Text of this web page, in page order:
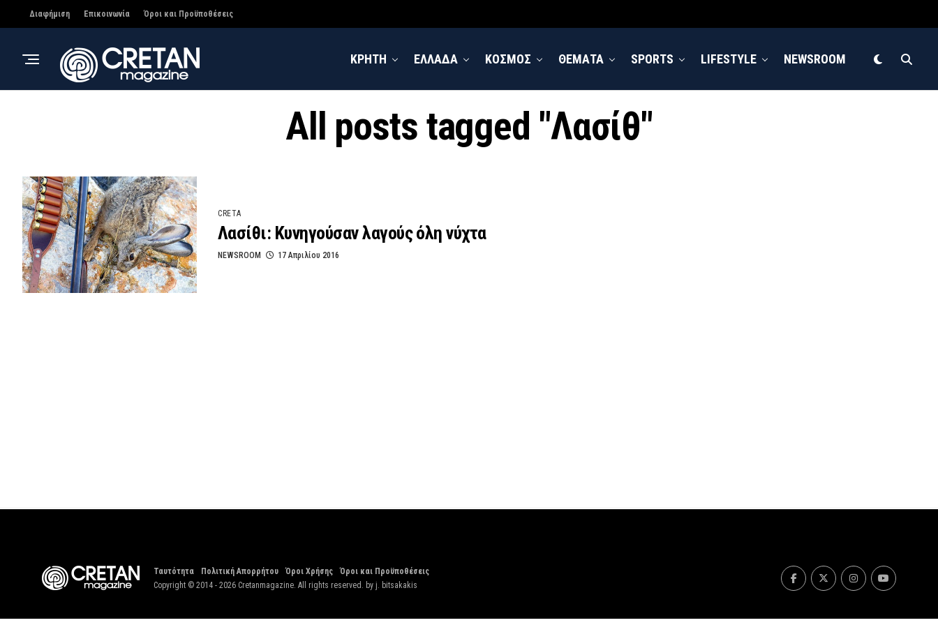
Διαφήμιση Επικοινωνία Όροι και Προϋποθέσεις
ΚΡΗΤΗ ΕΛΛΑΔΑ ΚΟΣΜΟΣ ΘΕΜΑΤΑ SPORTS LIFESTYLE NEWSROOM
All posts tagged "Λασίθ"
CRETA
Λασίθι: Κυνηγούσαν λαγούς όλη νύχτα
NEWSROOM 17 Απριλίου 2016
Ταυτότητα Πολιτική Απορρήτου Όροι Χρήσης
Όροι και Προϋποθέσεις
Copyright © 2014 - 2026 Cretanmagazine. All rights reserved. by j. bitsakakis